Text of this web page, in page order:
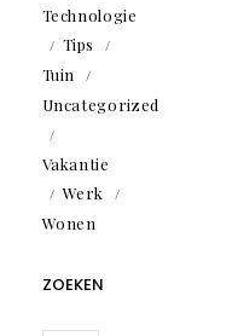
Technologie
Tips
Tuin
Uncategorized
Vakantie
Werk
Wonen
ZOEKEN